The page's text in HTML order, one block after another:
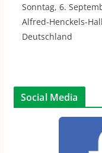
Sonntag, 6.
Alfred-Henckels-
Deutschland
Social Media